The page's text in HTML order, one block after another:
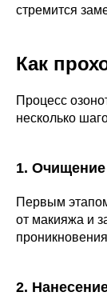
стремится
Как
Процесс
несколько
1.
Первым
от макияжа и
2.